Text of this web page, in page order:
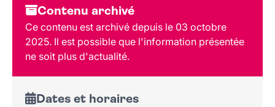
Dates et horaires
Au programme
Tarif - Réservation
Contact
Contenu archivé
Ce contenu est archivé depuis le 03 octobre
2025. Il est possible que l'information présentée
ne soit plus d'actualité.
Dates et horaires